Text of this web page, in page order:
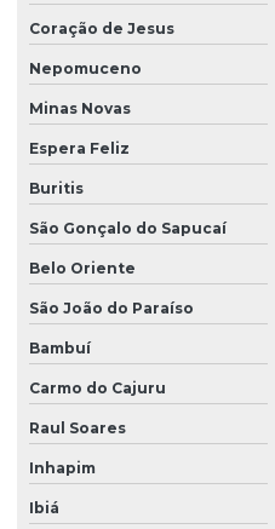
Coração de Jesus
Nepomuceno
Minas Novas
Espera Feliz
Buritis
São Gonçalo do Sapucaí
Belo Oriente
São João do Paraíso
Bambuí
Carmo do Cajuru
Raul Soares
Inhapim
Ibiá